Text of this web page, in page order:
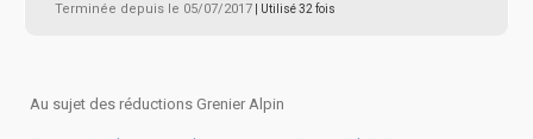
Terminée depuis le 05/07/2017 | Utilisé 32 fois
Au sujet des réductions Grenier Alpin